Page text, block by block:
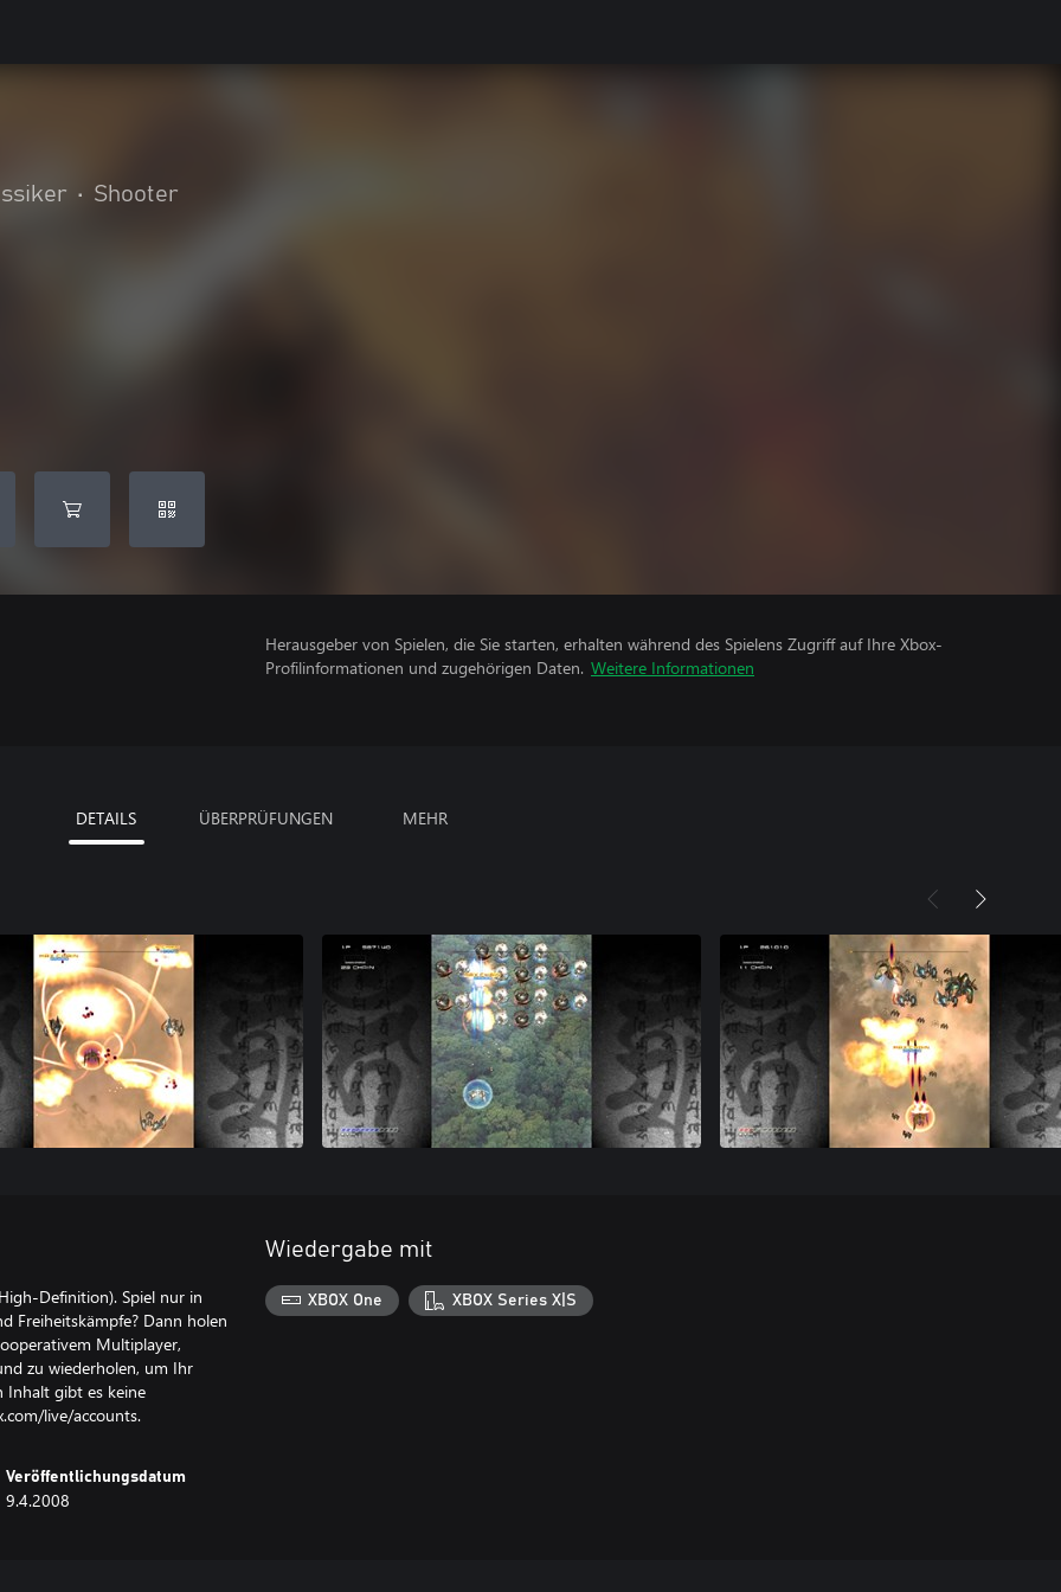
• Shooter
Herausgeber von Spielen, die Sie starten, erhalten während des Spielens Zugriff auf Ihre Xbox-
Profilinformationen und zugehörigen Daten. Weitere Informationen
DETAILS ÜBERPRÜFUNGEN MEHR
Definition). Spiel nur in
Freiheitskämpfe? Dann holen
Multiplayer,
zu wiederholen, um Ihr
Inhalt gibt es keine
live/accounts.
Veröffentlichungsdatum
9.4.2008
Wiedergabe mit
XBOX One XBOX Series X|S